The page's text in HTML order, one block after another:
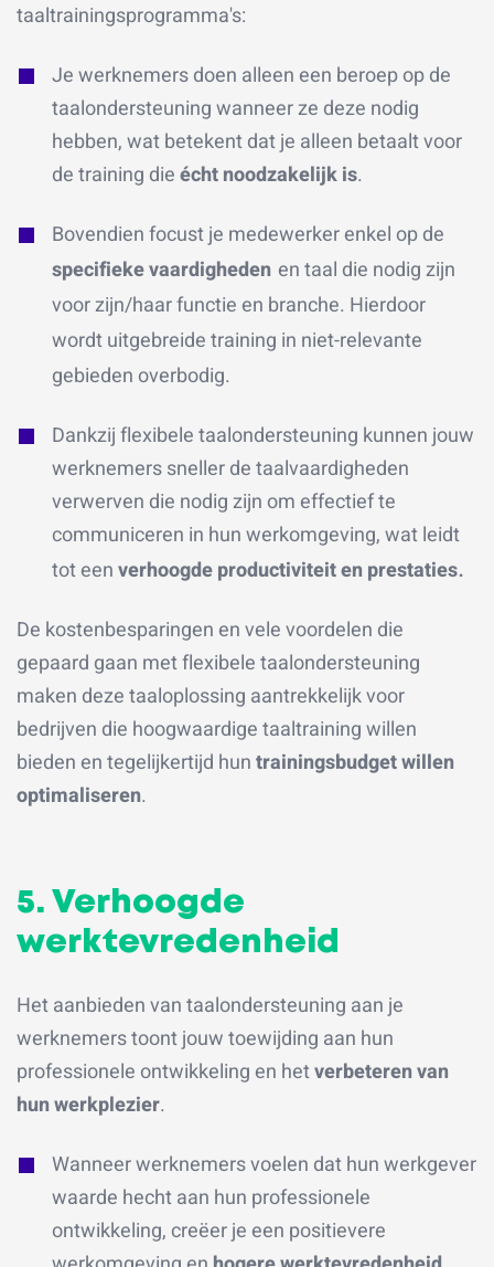
taaltrainingsprogramma's:
Je werknemers doen alleen een beroep op de
taalondersteuning wanneer ze deze nodig
hebben, wat betekent dat je alleen betaalt voor
de training dieécht noodzakelijk is.
Bovendien focust je medewerker enkel op de
specifieke vaardigheden en taal die nodig zijn
voor zijn/haar functie en branche. Hierdoor
wordt uitgebreide training in niet-relevante
gebieden overbodig.
Dankzij flexibele taalondersteuning kunnen jouw
werknemers sneller de taalvaardigheden
verwerven die nodig zijn om effectief te
communiceren in hun werkomgeving, wat leidt
tot eenverhoogde productiviteit en prestaties.
De kostenbesparingen en vele voordelen die
gepaard gaan met flexibele taalondersteuning
maken deze taaloplossing aantrekkelijk voor
bedrijven die hoogwaardige taaltraining willen
bieden en tegelijkertijd huntrainingsbudget willen
optimaliseren.
5. Verhoogde
werktevredenheid
Het aanbieden van taalondersteuning aan je
werknemers toont jouw toewijding aan hun
professionele ontwikkeling en hetverbeteren van
hun werkplezier.
Wanneer werknemers voelen dat hun werkgever
waarde hecht aan hun professionele
ontwikkeling, creëer je een positievere